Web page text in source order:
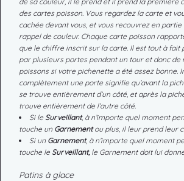
des cartes poisson. Vous regardez la carte et
cachée devant vous, et vous recouvrez en
rappel de couleur. Chaque carte poisson
que le chiffre inscrit sur la carte. Il est tout à fait
par plusieurs portes pendant un tour et donc
poissons si votre pichenette a été assez bonne.
complètement une porte signifie qu’avant la
se trouve entièrement d’un côté, et après la
trouve entièrement de l’autre côté.
Si le Surveillant, à n’importe quel moment
touche un Garnementou plus, il leur prend leur
Si un Garnement, à n’importe quel moment
touche le Surveillant, le Garnement doit lui
Patins à glace